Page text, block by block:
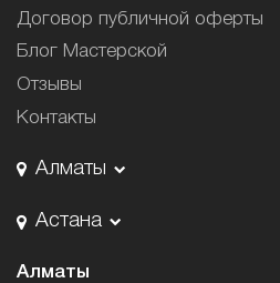
Договор публичной оферты
Блог Мастерской
Отзывы
Контакты
Алматы
Астана
Алматы